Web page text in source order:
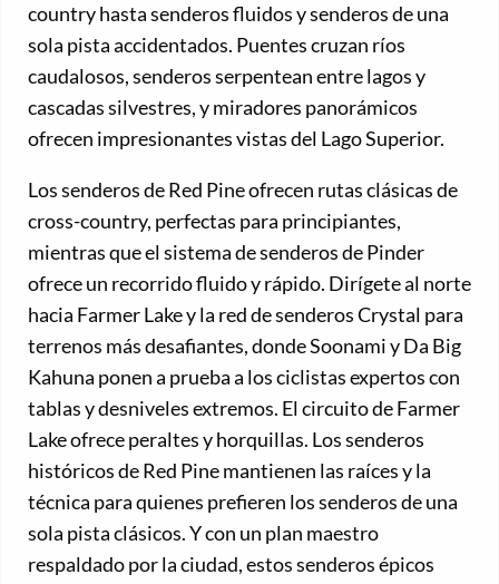
country hasta senderos fluidos y senderos de una
sola pista accidentados. Puentes cruzan ríos
caudalosos, senderos serpentean entre lagos y
cascadas silvestres, y miradores panorámicos
ofrecen impresionantes vistas del Lago Superior.
Los senderos de Red Pine ofrecen rutas clásicas de
cross-country, perfectas para principiantes,
mientras que el sistema de senderos de Pinder
ofrece un recorrido fluido y rápido. Dirígete al norte
hacia Farmer Lake y la red de senderos Crystal para
terrenos más desafiantes, donde Soonami y Da Big
Kahuna ponen a prueba a los ciclistas expertos con
tablas y desniveles extremos. El circuito de Farmer
Lake ofrece peraltes y horquillas. Los senderos
históricos de Red Pine mantienen las raíces y la
técnica para quienes prefieren los senderos de una
sola pista clásicos. Y con un plan maestro
respaldado por la ciudad, estos senderos épicos